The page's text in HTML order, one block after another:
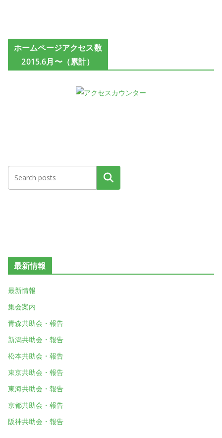
ホームページアクセス数
2015.6月〜（累計）
検索
最新情報
最新情報
集会案内
青森共助会・報告
新潟共助会・報告
松本共助会・報告
東京共助会・報告
東海共助会・報告
京都共助会・報告
阪神共助会・報告